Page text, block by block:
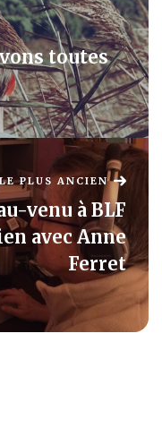
toutes
PLUS ANCIEN
venu à BLF
avec Anne
Ferret